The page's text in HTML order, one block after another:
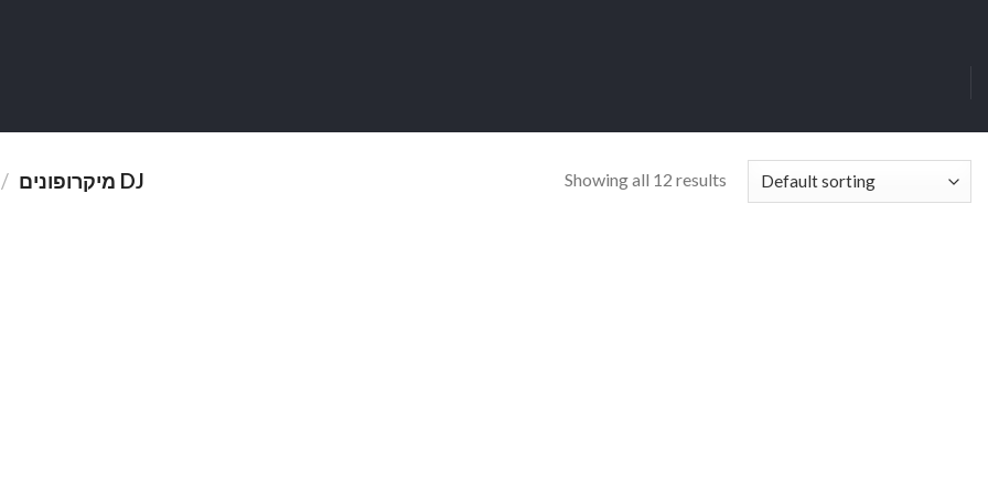
/ מיקרופונים DJ Showing all 12 results